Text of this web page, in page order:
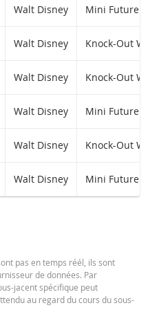
FICTIF
Future avec code ISIN:
Walt Disney Mini Future
FICTIF
Out Warrant (open end)
Walt Disney Knock-Out
FICTIF
Out Warrant (open end)
Walt Disney Knock-Out
FICTIF
Future avec code ISIN:
Walt Disney Mini Future
FICTIF
Out Warrant (open end)
Walt Disney Knock-Out
FICTIF
Future avec code ISIN:
Walt Disney Mini Future
pas en temps réél, ils sont
de données. Par
jacent spécifique peut
au regard du cours du sous-